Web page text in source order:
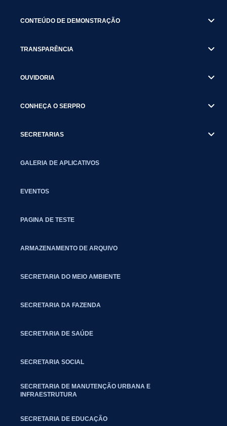
CONTEÚDO DE DEMONSTRAÇÃO
TRANSPARÊNCIA
OUVIDORIA
CONHEÇA O SERPRO
SECRETARIAS
GALERIA DE APLICATIVOS
EVENTOS
PAGINA DE TESTE
ARMAZENAMENTO DE ARQUIVO
SECRETARIA DO MEIO AMBIENTE
SECRETARIA DA FAZENDA
SECRETARIA DE SAÚDE
SECRETARIA SOCIAL
SECRETARIA DE MANUTENÇÃO URBANA E
INFRAESTRUTURA
SECRETARIA DE EDUCAÇÃO